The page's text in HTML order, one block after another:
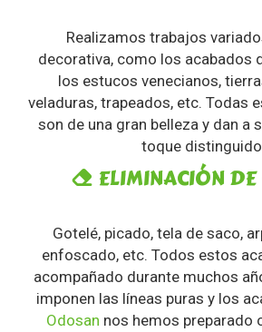
Realizamos trabajos
decorativa, como los acabados
los estucos venecianos,
veladuras, trapeados, etc. Todas
son de una gran belleza y dan a
toque
ELIMINACIÓN DE
Gotelé, picado, tela de saco,
enfoscado, etc. Todos estos
acompañado durante muchos
imponen las líneas puras y los
Odosan nos hemos preparado